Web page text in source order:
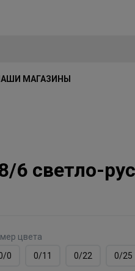
МАГАЗИНЫ
6 светло-
цвета
0
0/11 0/22 0/25